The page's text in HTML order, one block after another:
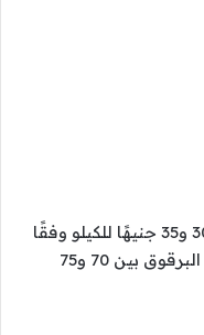
واستقرت أسعار الجوافة لتتراوح بين 30 و35 جنيهًا للكيلو وفقًا
لمستوى الجودة، فيما تراوح سعر كيلو البرقوق بين 70 و75